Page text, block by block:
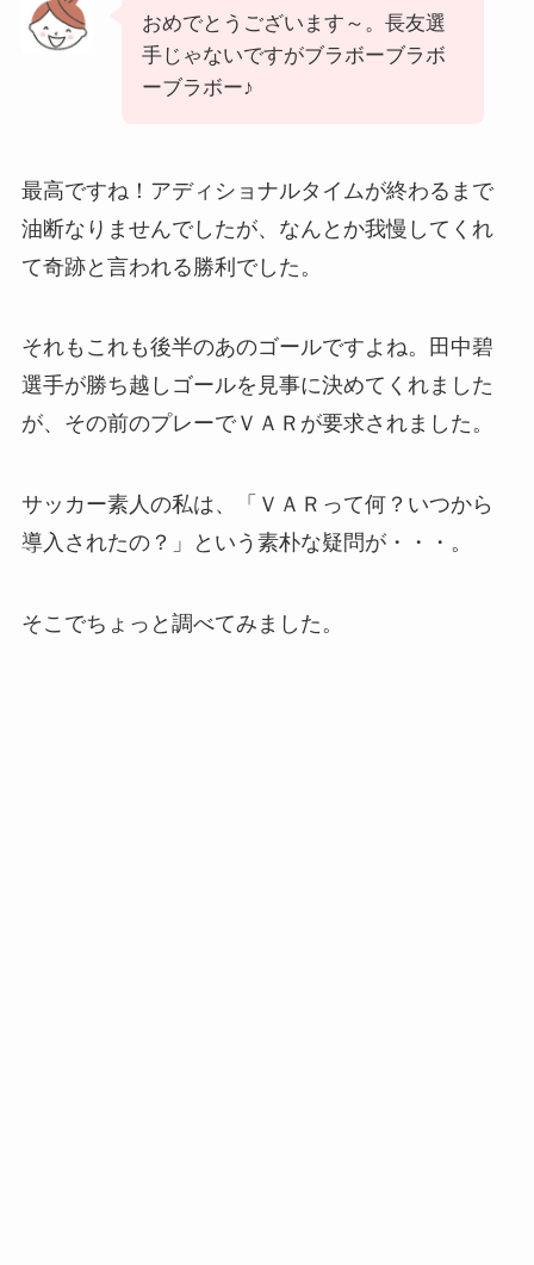
おめでとうございます～。 長友選
手じゃないですがブラボーブラボ
ーブラボー♪
最高ですね！ アディショナルタイムが終わるまで
油断なりませんでしたが、 なんとか我慢してくれ
て奇跡と言われる勝利でした。
それもこれも後半のあのゴールですよね。
田中碧
選手が勝ち越しゴールを見事に決めてくれました
が、 その前のプレーでＶＡＲが要求されました。
サッカー素人の私は、
「ＶＡＲって何？いつから
導入されたの？」という素朴な疑問が・・・。
そこでちょっと調べてみました。